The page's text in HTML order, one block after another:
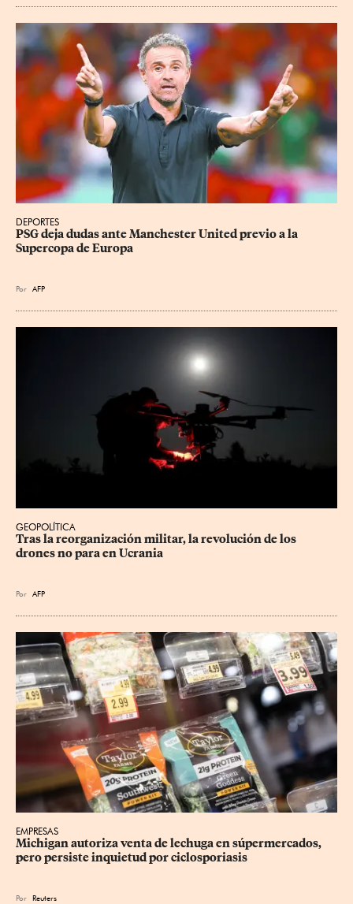
DEPORTES
PSG deja dudas ante Manchester United previo a la
Supercopa de Europa
Por AFP
GEOPOLÍTICA
Tras la reorganización militar, la revolución de los
drones no para en Ucrania
Por AFP
EMPRESAS
Michigan autoriza venta de lechuga en súpermercados,
pero persiste inquietud por ciclosporiasis
Por Reuters